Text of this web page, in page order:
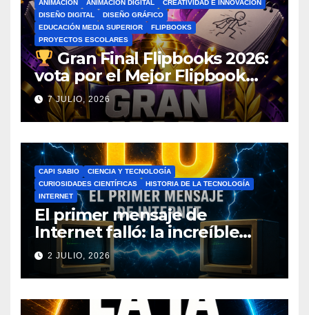
ANIMACIÓN ANIMACIÓN DIGITAL
CREATIVIDAD E INNOVACIÓN
DISEÑO DIGITAL
DISEÑO GRÁFICO
EDUCACIÓN MEDIA SUPERIOR
FLIPBOOKS
PROYECTOS ESCOLARES
Gran Final Flipbooks 2026:
vota por el Mejor Flipbook
del Ciclo Escolar
7 JULIO, 2026
CAPI SABIO
CIENCIA Y TECNOLOGÍA
CURIOSIDADES CIENTÍFICAS
HISTORIA DE LA TECNOLOGÍA
INTERNET
El primer mensaje de
Internet falló: la increíble
historia de ARPANET que
cambió el mundo
2 JULIO, 2026